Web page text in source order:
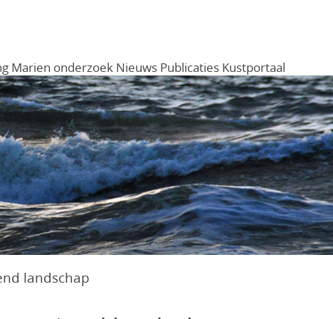
Menu
Marien onderzoek Nieuws Publicaties Kustportaal
landschap